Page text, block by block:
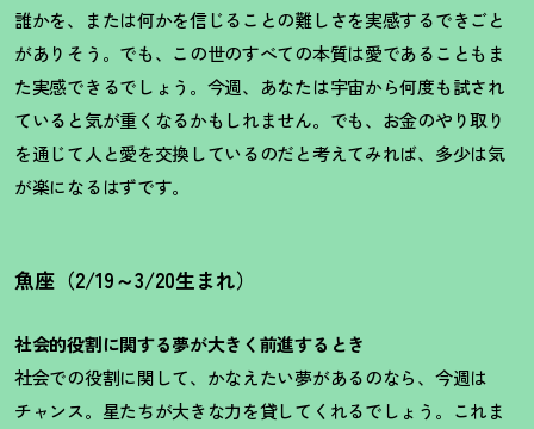
誰かを、または何かを信じることの難しさを実感するできごと
がありそう。でも、この世のすべての本質は愛であることもま
た実感できるでしょう。今週、あなたは宇宙から何度も試され
ていると気が重くなるかもしれません。でも、お金のやり取り
を通じて人と愛を交換しているのだと考えてみれば、多少は気
が楽になるはずです。
魚座（2/19～3/20生まれ）
社会的役割に関する夢が大きく前進するとき
社会での役割に関して、かなえたい夢があるのなら、今週は
チャンス。星たちが大きな力を貸してくれるでしょう。これま